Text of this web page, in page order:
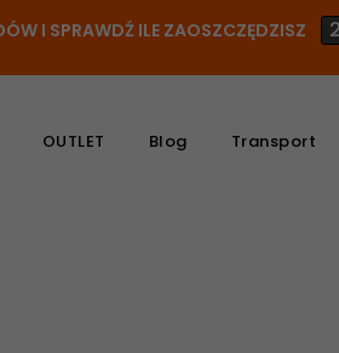
I SPRAWDŹ ILE ZAOSZCZĘDZISZ
OUTLET Blog Transport